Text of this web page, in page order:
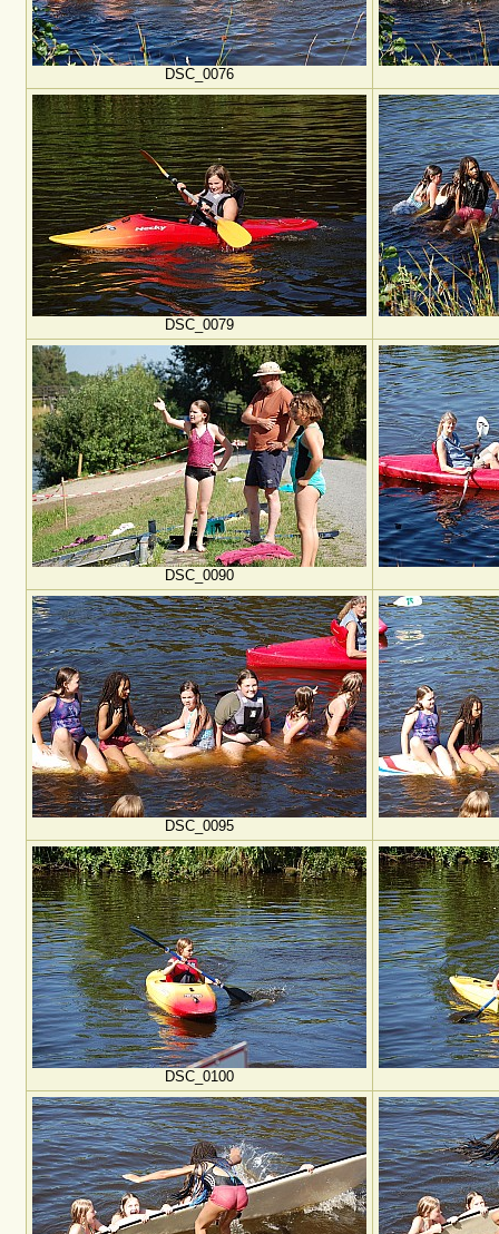
DSC_0076
DSC_0079
DSC_0090
DSC_0095
DSC_0100